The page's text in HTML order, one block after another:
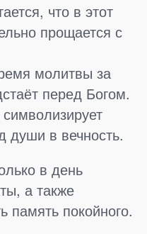
что в этот
прощается с
молитвы за
перед Богом.
души в вечность.
в день
а также
память покойного.